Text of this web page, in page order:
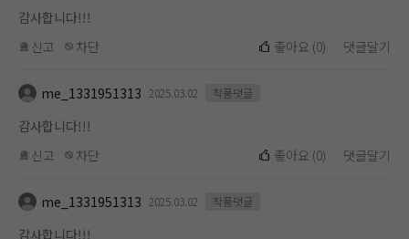
감사합니다!!!
신고
차단 좋아요 (0) 댓글달기
me_1331951313 2025.03.02 작품댓글
감사합니다!!!
신고
차단 좋아요 (0) 댓글달기
me_1331951313 2025.03.02 작품댓글
감사합니다!!!